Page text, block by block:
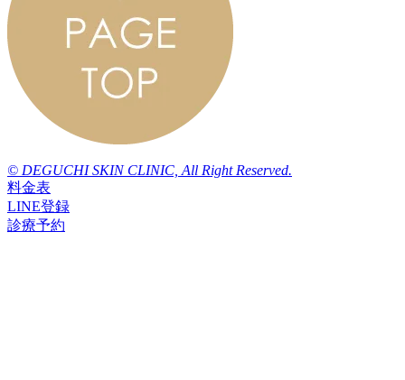
© DEGUCHI SKIN CLINIC, All Right Reserved.
料金表
LINE登録
診療予約